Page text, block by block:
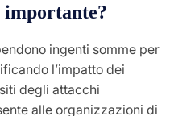
importante?
ingenti somme per
l’impatto dei
degli attacchi
alle organizzazioni di